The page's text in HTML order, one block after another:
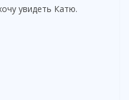
увидеть Катю.